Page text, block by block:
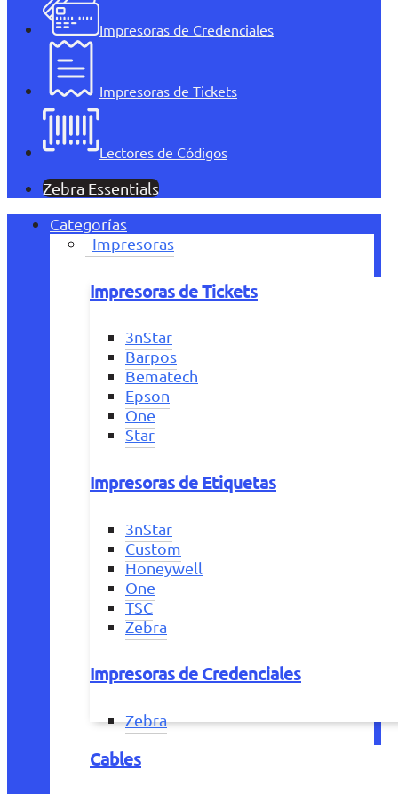
Impresoras de Credenciales
Impresoras de Tickets
Lectores de Códigos
Zebra Essentials
Categorías
Impresoras
Impresoras de Tickets
3nStar
Barpos
Bematech
Epson
One
Star
Impresoras de Etiquetas
3nStar
Custom
Honeywell
One
TSC
Zebra
Impresoras de Credenciales
Zebra
Cables